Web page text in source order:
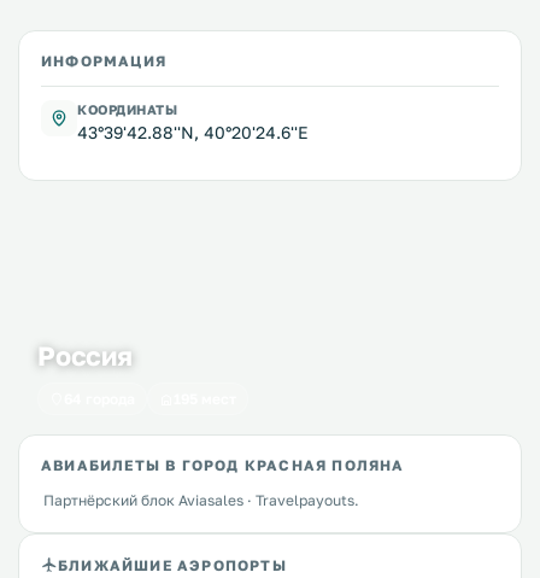
ИНФОРМАЦИЯ
КООРДИНАТЫ
43°39'42.88''N, 40°20'24.6''E
Россия
АВИАБИЛЕТЫ В ГОРОД КРАСНАЯ ПОЛЯНА
Партнёрский блок Aviasales · Travelpayouts.
БЛИЖАЙШИЕ АЭРОПОРТЫ